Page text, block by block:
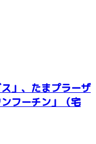
」、たまプラーザ
フーチン」（宅